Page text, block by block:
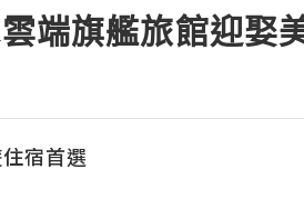
端旗艦旅館迎娶
宿首選